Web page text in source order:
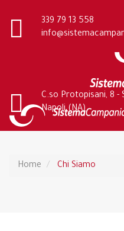
339 79 13 558
C.so Protopisani, 8 -
Napoli (NA)
Home Chi Siamo